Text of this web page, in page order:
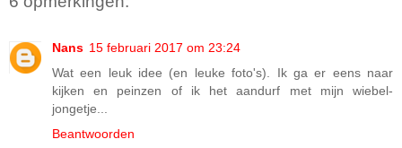
Nans 15 februari 2017 om 23:24
Wat een leuk idee (en leuke foto's). Ik ga er eens naar
kijken en peinzen of ik het aandurf met mijn wiebel-
jongetje...
Beantwoorden